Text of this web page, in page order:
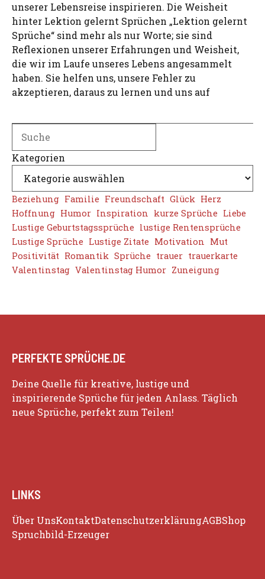
unserer Lebensreise inspirieren. Die Weisheit
hinter Lektion gelernt Sprüchen „Lektion gelernt
Sprüche“ sind mehr als nur Worte; sie sind
Reflexionen unserer Erfahrungen und Weisheit,
die wir im Laufe unseres Lebens angesammelt
haben. Sie helfen uns, unsere Fehler zu
akzeptieren, daraus zu lernen und uns auf
Search
Kategorien
Beziehung Familie Freundschaft Glück Herz
Hoffnung Humor Inspiration kurze Sprüche Liebe
Lustige Geburtstagssprüche lustige Rentensprüche
Lustige Sprüche Lustige Zitate Motivation Mut
Positivität Romantik Sprüche trauer trauerkarte
Valentinstag Valentinstag Humor Zuneigung
PERFEKTE SPRÜCHE.DE
Deine Quelle für kreative, lustige und
inspirierende Sprüche für jeden Anlass. Täglich
neue Sprüche, perfekt zum Teilen!
LINKS
Über UnsKontaktDatenschutzerklärungAGBShop
Spruchbild-Erzeuger